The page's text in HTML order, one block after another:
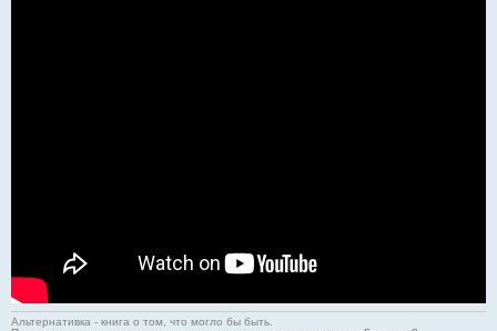
Альтернативка - книга о том, что могло бы быть.